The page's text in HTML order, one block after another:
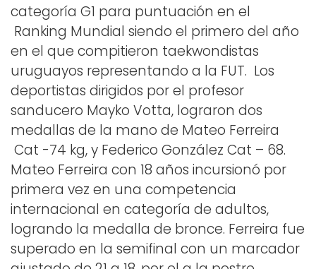
categoría G1 para puntuación en el
Ranking Mundial siendo el primero del año
en el que compitieron taekwondistas
uruguayos representando a la FUT. Los
deportistas dirigidos por el profesor
sanducero Mayko Votta, lograron dos
medallas de la mano de Mateo Ferreira
Cat -74 kg, y Federico González Cat – 68.
Mateo Ferreira con 18 años incursionó por
primera vez en una competencia
internacional en categoría de adultos,
logrando la medalla de bronce. Ferreira fue
superado en la semifinal con un marcador